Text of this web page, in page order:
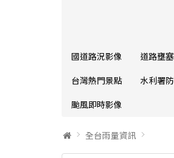
國道路況影像 道路壅
台灣熱門景點
水利署
颱風即時影像
全台雨量資訊